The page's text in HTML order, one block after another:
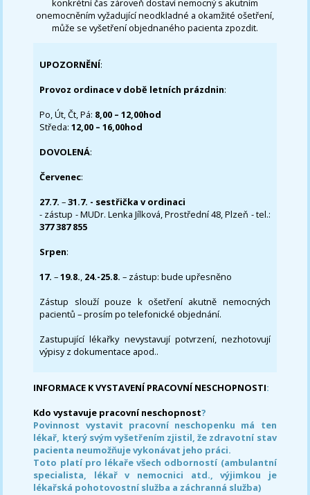
konkrétní čas zároveň dostaví nemocný s akutním
onemocněním vyžadující neodkladné a okamžité ošetření,
může se vyšetření objednaného pacienta zpozdit.
UPOZORNĚNÍ:
Provoz ordinace v době letních prázdnin:
Po, Út, Čt, Pá: 8,00 – 12,00hod
Středa:12,00 – 16,00hod
DOVOLENÁ:
Červenec:
27.7.–31.7. - sestřička v ordinaci
- zástup - MUDr. Lenka Jílková, Prostřední 48, Plzeň - tel.:
377 387 855
Srpen:
17. –19.8., 24.-25.8. – zástup: bude upřesněno
Zástup slouží pouze k ošetření akutně nemocných
pacientů – prosím po telefonické objednání.
Zastupující lékařky nevystavují potvrzení, nezhotovují
výpisy z dokumentace apod..
INFORMACE K VYSTAVENÍ PRACOVNÍ NESCHOPNOSTI:
Kdo vystavuje pracovní neschopnost?
Povinnost vystavit pracovní neschopenku má ten
lékař, který svým vyšetřením zjistil, že zdravotní stav
pacienta neumožňuje vykonávat jeho práci.
Toto platí pro lékaře všech odborností (ambulantní
specialista, lékař v nemocnici atd., výjimkou je
lékařská pohotovostní služba a záchranná služba)